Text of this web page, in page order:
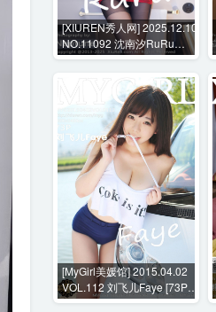
[XIUREN秀人网] 2025.12.10
NO.11092 沈南汐RuRu
[54P-604MB]
[MyGirl美媛馆] 2015.04.02
VOL.112 刘飞儿Faye [73P-
305MB]